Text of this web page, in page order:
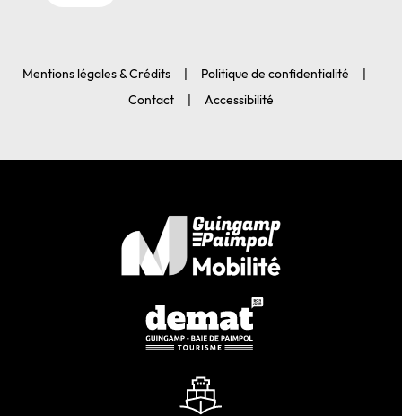
Mentions légales & Crédits
Politique de confidentialité
Contact
Accessibilité